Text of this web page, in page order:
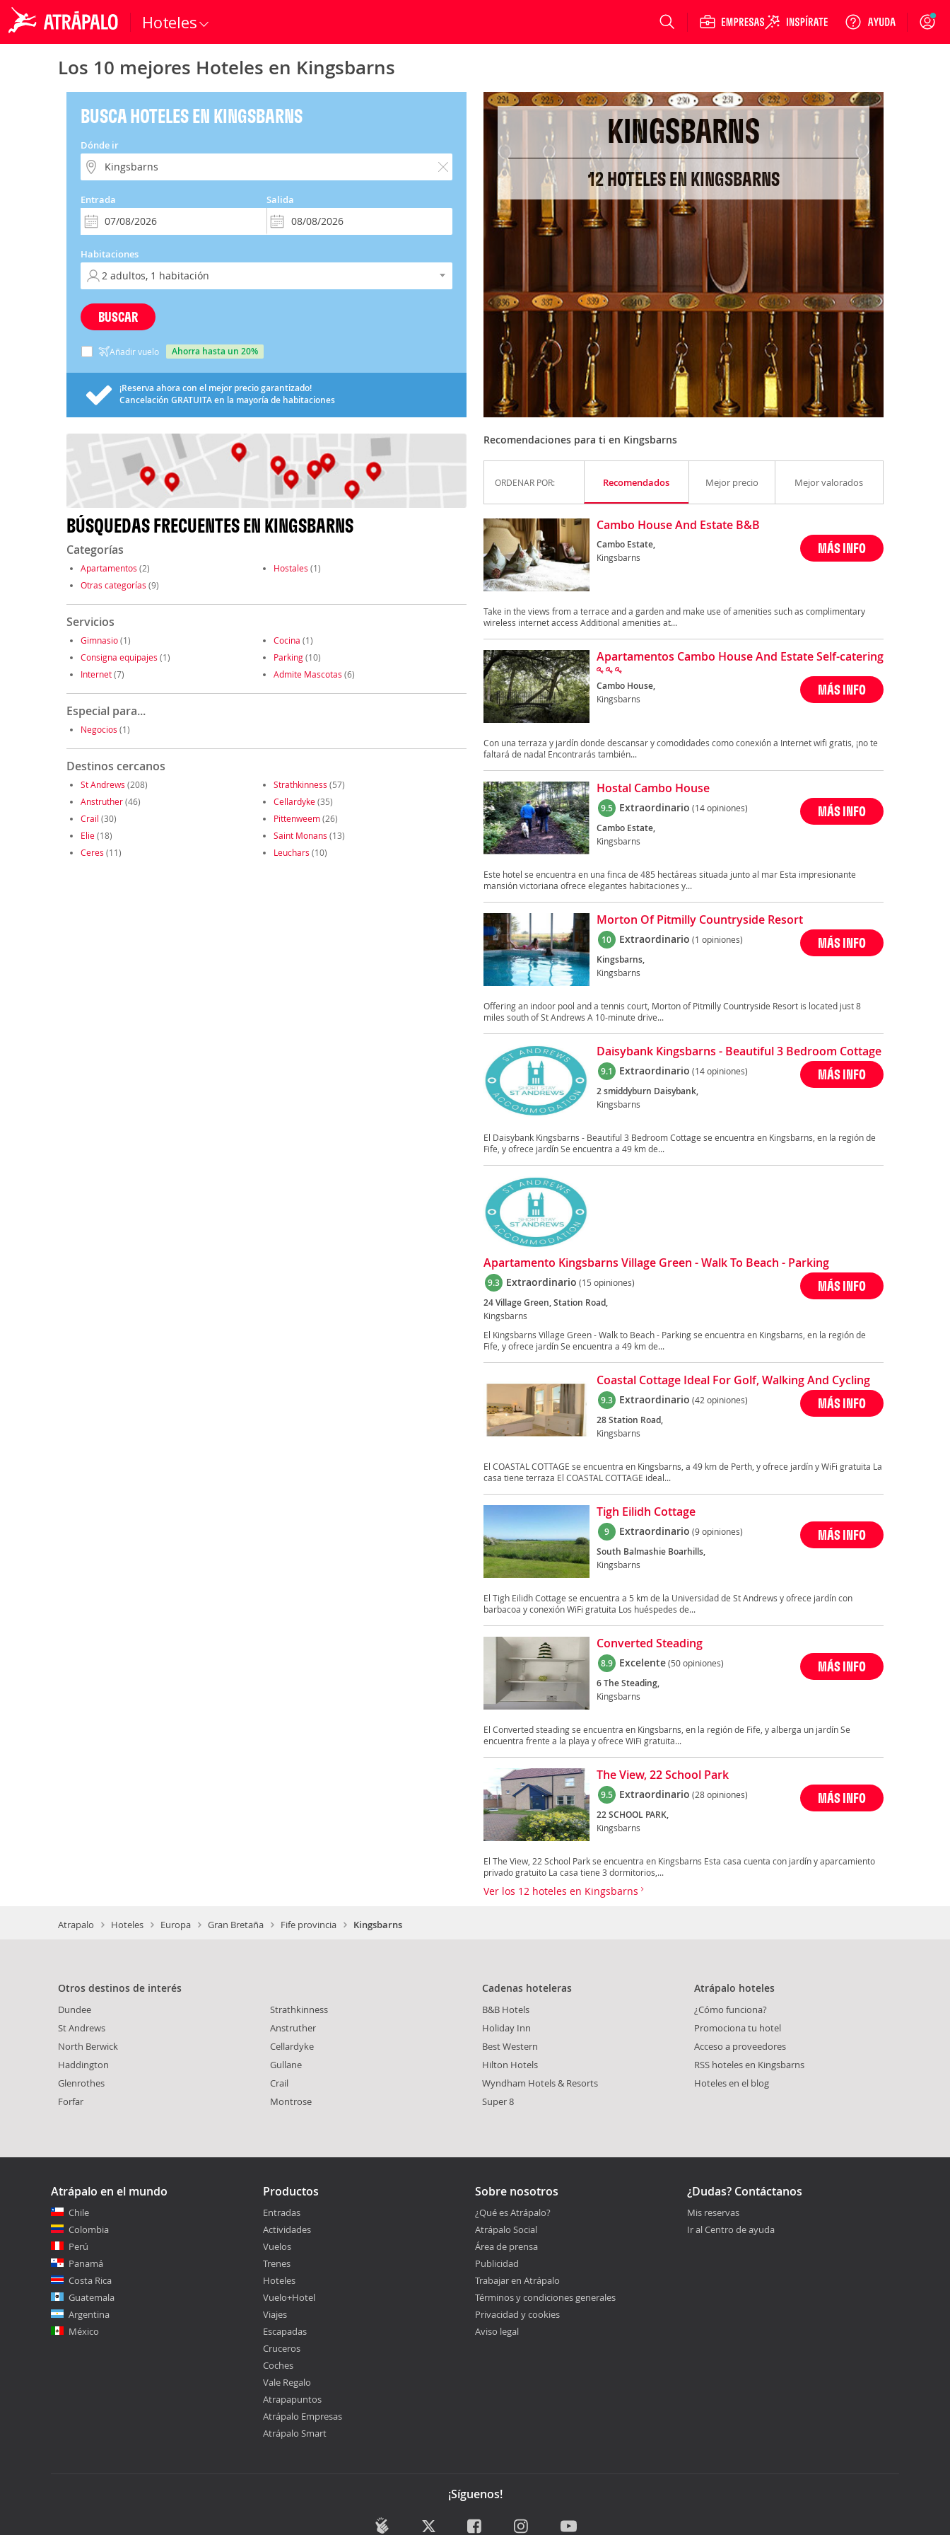
Hoteles Login
Los 10 mejores Hoteles en Kingsbarns
BUSCA HOTELES EN KINGSBARNS
Dónde ir
Entrada Salida
Habitaciones
BUSCAR
Añadir vuelo ahorra hasta un 20%
¡Reserva ahora con el mejor precio garantizado!
Cancelación GRATUITAen la mayoría de habitaciones
BÚSQUEDAS FRECUENTES EN KINGSBARNS
Categorías
Apartamentos (2) Hostales (1)
Otras categorías (9)
Servicios
Gimnasio(1) Cocina (1)
Consigna equipajes (1) Parking(10)
Internet(7) Admite Mascotas (6)
Especial para...
Negocios (1)
Destinos cercanos
St Andrews (208) Strathkinness (57)
Anstruther(46) Cellardyke(35)
Crail (30) Pittenweem(26)
Elie(18) Saint Monans (13)
Ceres (11) Leuchars (10)
KINGSBARNS
12 HOTELES EN KINGSBARNS
Recomendaciones para ti en Kingsbarns
ORDENAR POR: Recomendados Mejor precio Mejor valorados
Cambo House And Estate B&B
Cambo Estate,
Kingsbarns
MÁS INFO
Take in the views from a terrace and a garden and make use of amenities such as complimentary
wireless internet access Additional amenities at...
Apartamentos Cambo House And Estate Self-catering
Cambo House,
Kingsbarns
MÁS INFO
Con una terraza y jardín donde descansar y comodidades como conexión a Internet wifi gratis, ¡no te
faltará de nada! Encontrarás también...
Hostal Cambo House
9.5 Extraordinario (14 opiniones)
Cambo Estate,
Kingsbarns
MÁS INFO
Este hotel se encuentra en una finca de 485 hectáreas situada junto al mar Esta impresionante
mansión victoriana ofrece elegantes habitaciones y...
Morton Of Pitmilly Countryside Resort
10 Extraordinario (1 opiniones)
Kingsbarns,
Kingsbarns
MÁS INFO
Offering an indoor pool and a tennis court, Morton of Pitmilly Countryside Resort is located just 8
miles south of St Andrews A 10-minute drive...
Daisybank Kingsbarns - Beautiful 3 Bedroom Cottage
9.1 Extraordinario (14 opiniones)
2 smiddyburn Daisybank,
Kingsbarns
MÁS INFO
El Daisybank Kingsbarns - Beautiful 3 Bedroom Cottage se encuentra en Kingsbarns, en la región de
Fife, y ofrece jardín Se encuentra a 49 km de...
Apartamento Kingsbarns Village Green - Walk To Beach - Parking
9.3 Extraordinario (15 opiniones)
24 Village Green, Station Road,
Kingsbarns
MÁS INFO
El Kingsbarns Village Green - Walk to Beach - Parking se encuentra en Kingsbarns, en la región de
Fife, y ofrece jardín Se encuentra a 49 km de...
Coastal Cottage Ideal For Golf, Walking And Cycling
9.3 Extraordinario (42 opiniones)
28 Station Road,
Kingsbarns
MÁS INFO
El COASTAL COTTAGE se encuentra en Kingsbarns, a 49 km de Perth, y ofrece jardín y WiFi gratuita La
casa tiene terraza El COASTAL COTTAGE ideal...
Tigh Eilidh Cottage
9 Extraordinario (9 opiniones)
South Balmashie Boarhills,
Kingsbarns
MÁS INFO
El Tigh Eilidh Cottage se encuentra a 5 km de la Universidad de St Andrews y ofrece jardín con
barbacoa y conexión WiFi gratuita Los huéspedes de...
Converted Steading
8.9 Excelente(50 opiniones)
6 The Steading,
Kingsbarns
MÁS INFO
El Converted steading se encuentra en Kingsbarns, en la región de Fife, y alberga un jardín Se
encuentra frente a la playa y ofrece WiFi gratuita...
The View, 22 School Park
9.5 Extraordinario (28 opiniones)
22 SCHOOL PARK,
Kingsbarns
MÁS INFO
El The View, 22 School Park se encuentra en Kingsbarns Esta casa cuenta con jardín y aparcamiento
privado gratuito La casa tiene 3 dormitorios,...
Ver los 12 hoteles en Kingsbarns
Atrapalo Hoteles Europa Gran Bretaña Fife provincia Kingsbarns
Otros destinos de interés
Dundee
St Andrews
North Berwick
Haddington
Glenrothes
Forfar
Strathkinness
Anstruther
Cellardyke
Gullane
Crail
Montrose
Cadenas hoteleras
B&B Hotels
Holiday Inn
Best Western
Hilton Hotels
Wyndham Hotels & Resorts
Super 8
Atrápalo hoteles
¿Cómo funciona?
Promociona tu hotel
Acceso a proveedores
RSS hoteles en Kingsbarns
Hoteles en el blog
Atrápalo en el mundo
Chile
Colombia
Perú
Panamá
Costa Rica
Guatemala
Argentina
México
Productos
Entradas
Actividades
Vuelos
Trenes
Hoteles
Vuelo+Hotel
Viajes
Escapadas
Cruceros
Coches
Vale Regalo
Atrapapuntos
Atrápalo Empresas
Atrápalo Smart
Sobre nosotros
¿Qué es Atrápalo?
Atrápalo Social
Área de prensa
Publicidad
Trabajar en Atrápalo
Términos y condiciones generales
Privacidad y cookies
Aviso legal
¿Dudas? Contáctanos
Mis reservas
Ir al Centro de ayuda
¡Síguenos!